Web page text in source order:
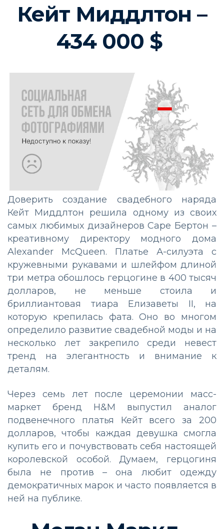
Кейт Миддлтон –
434 000 $
Доверить создание свадебного наряда
Кейт Миддлтон решила одному из своих
самых любимых дизайнеров Саре Бертон –
креативному директору модного дома
Alexander McQueen. Платье А-силуэта с
кружевными рукавами и шлейфом длиной
три метра обошлось герцогине в 400 тысяч
долларов, не меньше стоила и
бриллиантовая тиара Елизаветы II, на
которую крепилась фата. Оно во многом
определило развитие свадебной моды и на
несколько лет закрепило среди невест
тренд на элегантность и внимание к
деталям.
Через семь лет после церемонии масс-
маркет бренд H&M выпустил аналог
подвенечного платья Кейт всего за 200
долларов, чтобы каждая девушка смогла
купить его и почувствовать себя настоящей
королевской особой. Думаем, герцогиня
была не против – она любит одежду
демократичных марок и часто появляется в
ней на публике.